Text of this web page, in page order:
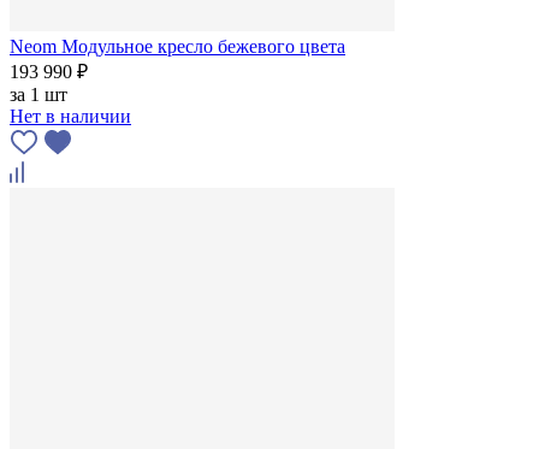
Neom Модульное кресло бежевого цвета
193 990 ₽
за 1 шт
Нет в наличии